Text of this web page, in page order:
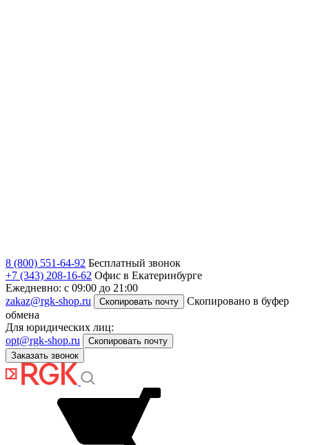
8 (800) 551-64-92 Бесплатный звонок
+7 (343) 208-16-62 Офис в Екатеринбурге
Ежедневно: с 09:00 до 21:00
zakaz@rgk-shop.ru
Скопировать почту
Скопировано в буфер
обмена
Для юридических лиц:
opt@rgk-shop.ru
Скопировать почту
Заказать звонок